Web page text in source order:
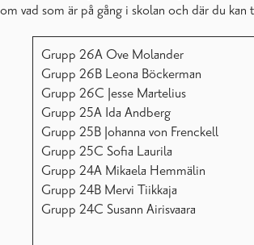
om vad som är på gång i skolan och där du kan
Grupp 26A Ove Molander
Grupp 26B Leona Böckerman
Grupp 26C Jesse Martelius
Grupp 25A Ida Andberg
Grupp 25B Johanna von Frenckell
Grupp 25C Sofia Laurila
Grupp 24A Mikaela Hemmälin
Grupp 24B Mervi Tiikkaja
Grupp 24C Susann Airisvaara